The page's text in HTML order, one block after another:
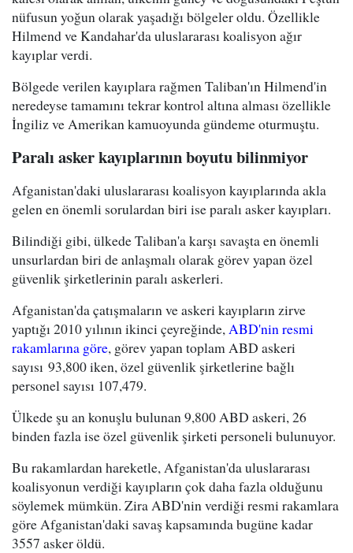
nüfusun yoğun olarak yaşadığı bölgeler oldu. Özellikle
Hilmend ve Kandahar'da uluslararası koalisyon ağır
kayıplar verdi.
Bölgede verilen kayıplara rağmen Taliban'ın Hilmend'in
neredeyse tamamını tekrar kontrol altına alması özellikle
İngiliz ve Amerikan kamuoyunda gündeme oturmuştu.
Paralı asker kayıplarının boyutu bilinmiyor
Afganistan'daki uluslararası koalisyon kayıplarında akla
gelen en önemli sorulardan biri ise paralı asker kayıpları.
Bilindiği gibi, ülkede Taliban'a karşı savaşta en önemli
unsurlardan biri de anlaşmalı olarak görev yapan özel
güvenlik şirketlerinin paralı askerleri.
Afganistan'da çatışmaların ve askeri kayıpların zirve
yaptığı 2010 yılının ikinci çeyreğinde,ABD'nin resmi
rakamlarına göre, görev yapan toplam ABD askeri
sayısı 93,800 iken, özel güvenlik şirketlerine bağlı
personel sayısı 107,479.
Ülkede şu an konuşlu bulunan 9,800 ABD askeri, 26
binden fazla ise özel güvenlik şirketi personeli bulunuyor.
Bu rakamlardan hareketle, Afganistan'da uluslararası
koalisyonun verdiği kayıpların çok daha fazla olduğunu
söylemek mümkün. Zira ABD'nin verdiği resmi rakamlara
göre Afganistan'daki savaş kapsamında bugüne kadar
3557 asker öldü.